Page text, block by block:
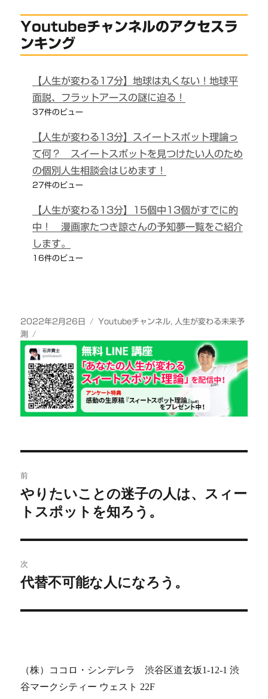
Youtubeチャンネルのアクセスラ
ンキング
【人生が変わる17分】地球は丸くない！地球平
面説、フラットアースの謎に迫る！
37件のビュー
【人生が変わる13分】スイートスポット理論っ
て何？ スイートスポットを見つけたい人のため
の個別人生相談会はじめます！
27件のビュー
【人生が変わる13分】15個中13個がすでに的
中！ 漫画家たつき諒さんの予知夢一覧をご紹介
します。
16件のビュー
投
稿
日:
2022年2月26日
カ
ゴ
リ
ー
Youtubeチャンネル, 人生が変わる未来予
測
稿
ナ
ビ
ゲ
ー
シ
ン
前
前
の
稿:
やりたいことの迷子の人は、スィー
トスポットを知ろう。
次
次
代替不可能な人になろう。
（株）ココロ・シンデレラ 渋谷区道玄坂1-12-1 渋
谷マークシティー ウェスト 22F